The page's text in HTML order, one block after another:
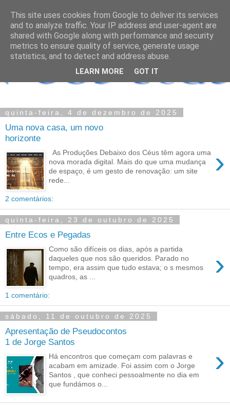
quinta-feira, 4 de dezembro de 2025
Uma nova casa, um novo
horizonte
›
As Produções Debaixo dos Céus têm agora uma
nova morada digital. Mais do que uma mudança
de espaço, é um gesto de renovação: um site
rede...
2 comentários:
quinta-feira, 23 de outubro de 2025
Entre Ecos e Pegadas
›
Como são difíceis os dias, após a partida
daqueles que nos são queridos. Parado no
tempo, era assim que tudo estava; o s mesmos
quadros, as ...
1 comentário:
sábado, 11 de outubro de 2025
Apresentação de Pseudocontos
1 de Jorge Santos
›
Há encontros que começam com palavras e
acabam em amizade. Foi assim com o Jorge
Santos , que conheci pessoalmente no dia em
que fundámos o...
This site uses cookies from Google to deliver its services
and to analyze traffic. Your IP address and user-agent are
shared with Google along with performance and security
metrics to ensure quality of service, generate usage
statistics, and to detect and address abuse.
LEARN MORE GOT IT